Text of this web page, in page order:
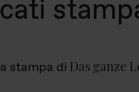
stampa di Das ganze